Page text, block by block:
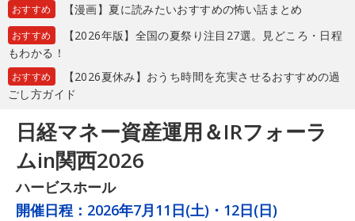
おすすめ 【漫画】夏に読みたいおすすめの怖い話まとめ
おすすめ
【2026年版】全国の夏祭り注目27選。見どころ・日程
もわかる！
おすすめ
【2026夏休み】おうち時間を充実させるおすすめの過
ごし方ガイド
日経マネー資産運用＆IRフォーラ
ムin関西2026
ハービスホール
開催日程： 2026年7月11日(土)・12日(日)